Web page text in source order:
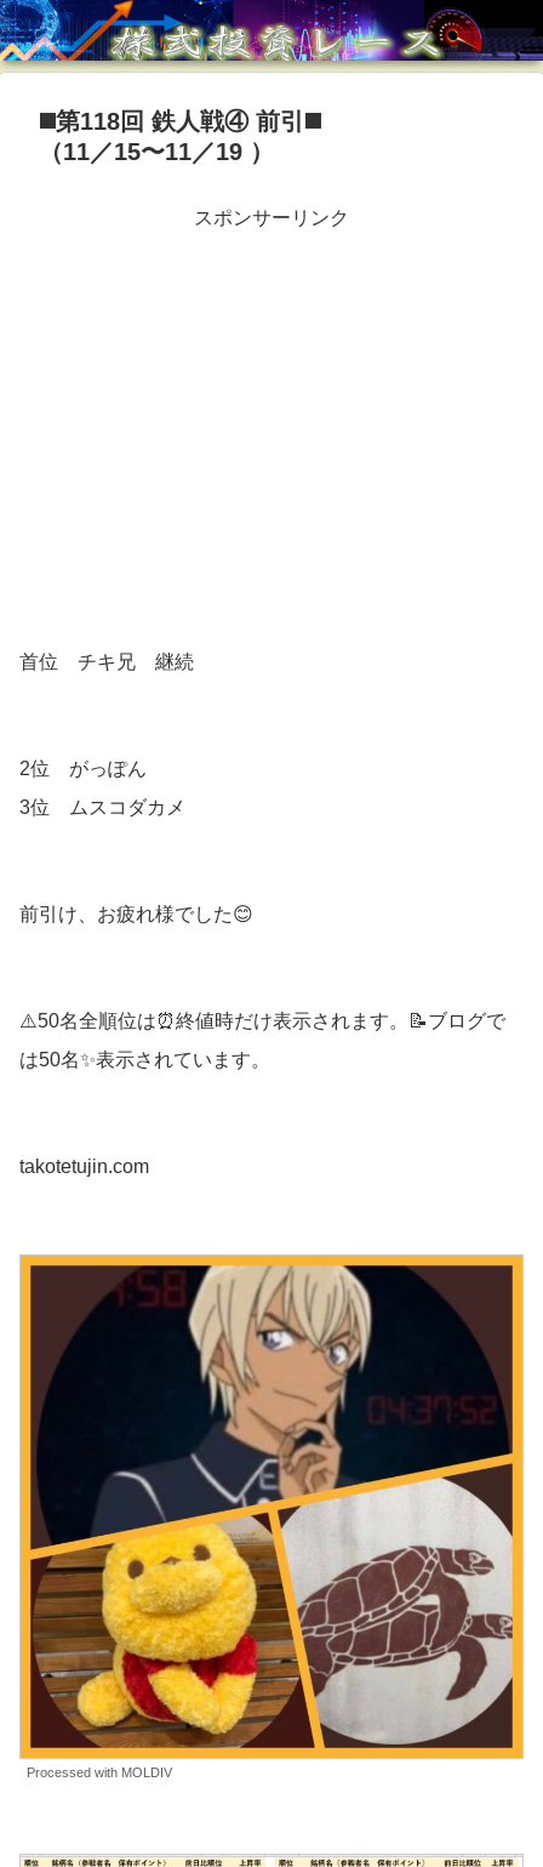
◼️第118回 鉄人戦④ 前引◼️
（11／15〜11／19 ）
スポンサーリンク
首位 チキ兄 継続
2位 がっぽん
3位 ムスコダカメ
前引け、お疲れ様でした😊
⚠️50名全順位は⏰終値時だけ表示されます。📝ブログで
は50名✨表示されています。
takotetujin.com
Processed with MOLDIV